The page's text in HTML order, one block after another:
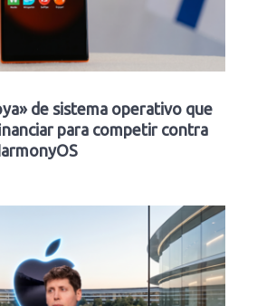
de sistema operativo que
para competir contra